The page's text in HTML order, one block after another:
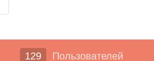
129 Пользователей